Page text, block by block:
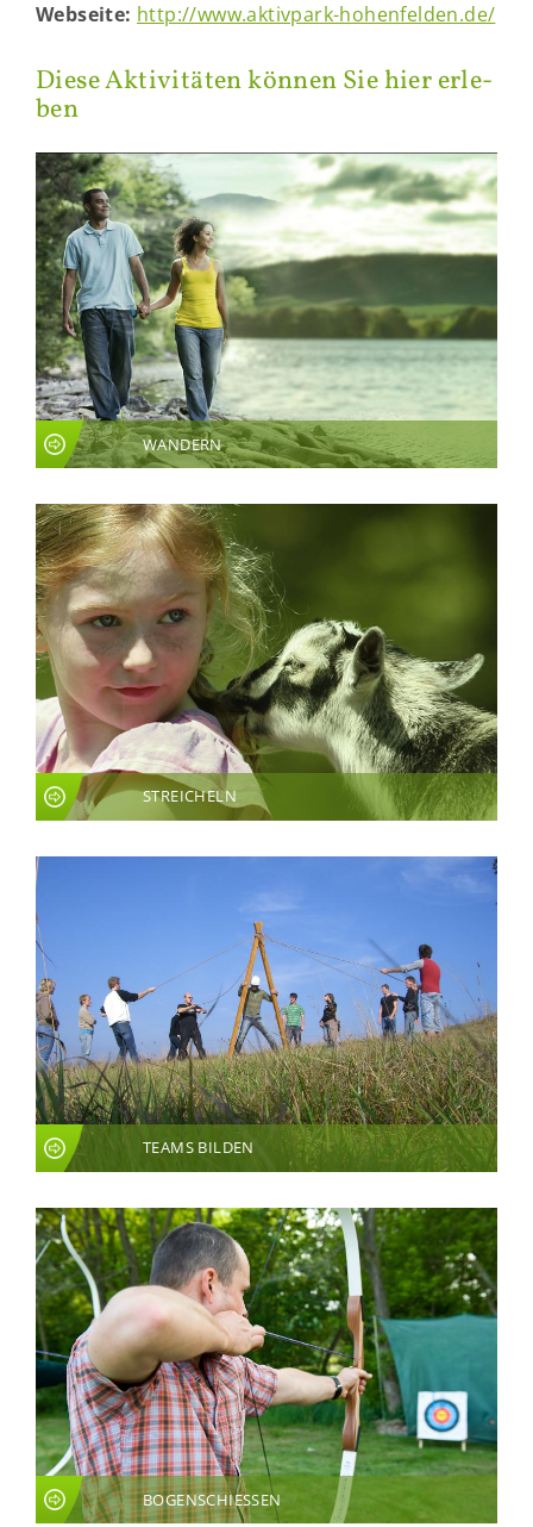
Web­sei­te: http://www.aktivpark-​hohenfelden.de/
Diese Ak­ti­vi­tä­ten kön­nen Sie hier er­le­
ben
WANDERN
STREICHELN
TEAMS BILDEN
BOGENSCHIESSEN